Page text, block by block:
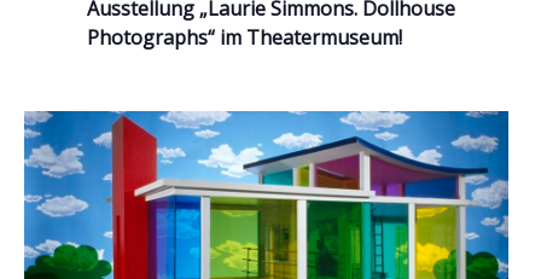
Ausstellung „Laurie Simmons. Dollhouse
Photographs“ im Theatermuseum!